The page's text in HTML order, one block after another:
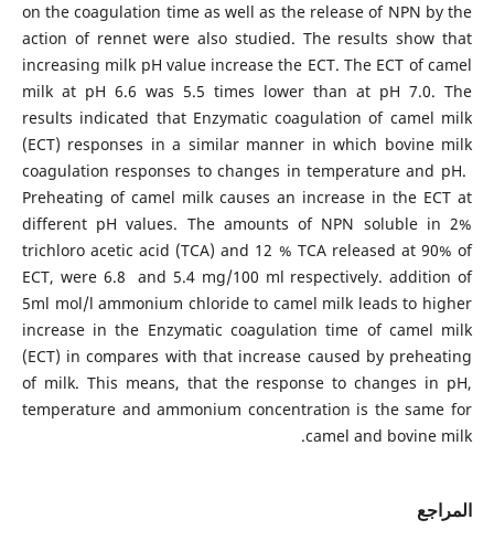
on the coagulation time as well as the release of NPN by the
action of rennet were also studied. The results show that
increasing milk pH value increase the ECT. The ECT of camel
milk at pH 6.6 was 5.5 times lower than at pH 7.0. The
results indicated that Enzymatic coagulation of camel milk
(ECT) responses in a similar manner in which bovine milk
coagulation responses to changes in temperature and pH.
Preheating of camel milk causes an increase in the ECT at
different pH values. The amounts of NPN soluble in 2%
trichloro acetic acid (TCA) and 12 % TCA released at 90% of
ECT, were 6.8 and 5.4 mg/100 ml respectively. addition of
5ml mol/l ammonium chloride to camel milk leads to higher
increase in the Enzymatic coagulation time of camel milk
(ECT) in compares with that increase caused by preheating
of milk. This means, that the response to changes in pH,
temperature and ammonium concentration is the same for
camel and bovine milk.
المراجع